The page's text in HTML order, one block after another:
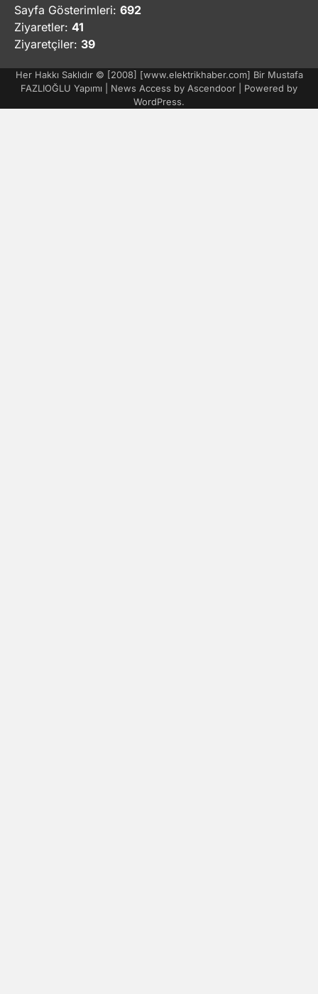
Sayfa Gösterimleri: 692
Ziyaretler: 41
Ziyaretçiler: 39
Her Hakkı Saklıdır © [2008] [www.elektrikhaber.com] Bir Mustafa
FAZLIOĞLU Yapımı | News Access by Ascendoor | Powered by
WordPress.